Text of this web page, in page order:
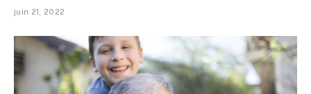
juin 21, 2022